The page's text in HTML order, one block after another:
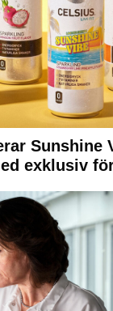
Sunshine
exklusiv